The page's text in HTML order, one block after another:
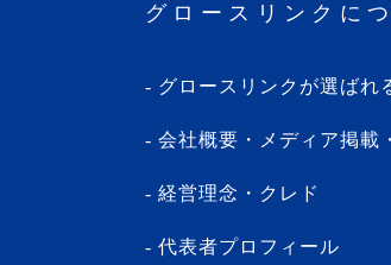
・2024年1月(5記事)
・2023年11月(3記事)
・2023年10月(1記事)
・2023年8月(13記事)
・2023年7月(9記事)
グロースリンクに
グロースリンクが選ばれ
会社概要・メディア掲載
経営理念・クレド
代表者プロフィール